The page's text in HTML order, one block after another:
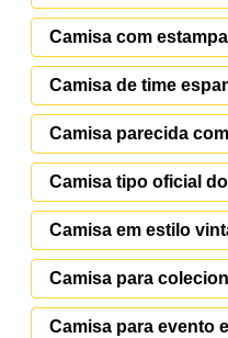
Camisa com
Camisa de time
Camisa parecida
Camisa tipo oficial
Camisa em estilo
Camisa para
Camisa para evento